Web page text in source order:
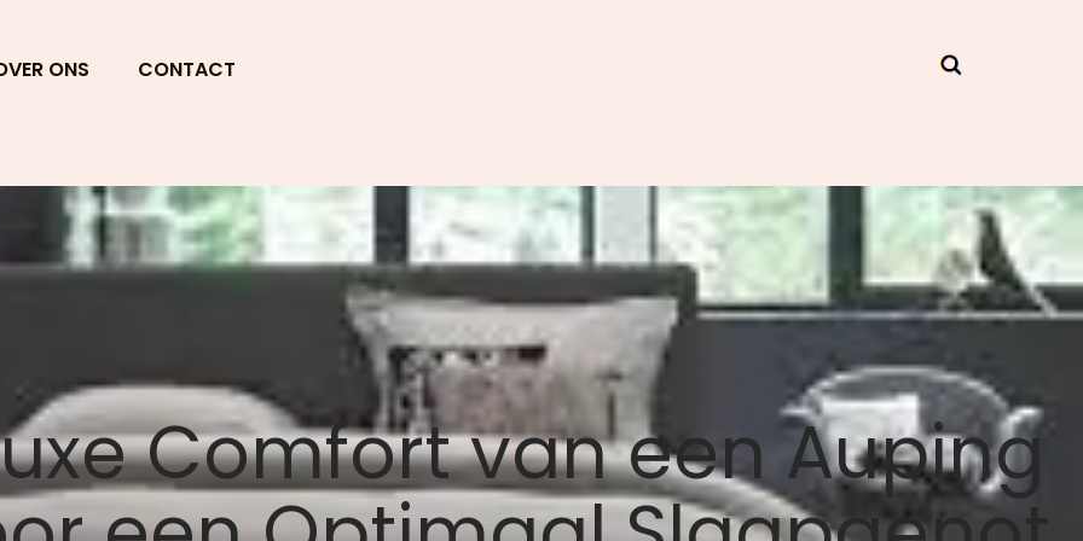
ONS CONTACT
Comfort van een Auping